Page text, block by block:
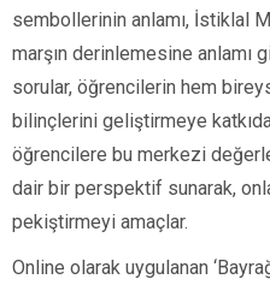
sembollerinin anlamı, İstiklal
marşın derinlemesine anlamı
sorular, öğrencilerin hem
bilinçlerini geliştirmeye
öğrencilere bu merkezi
dair bir perspektif sunarak,
pekiştirmeyi amaçlar.
Online olarak uygulanan